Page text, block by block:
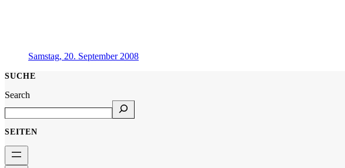
Samstag, 20. September 2008
SUCHE
Search
SEITEN